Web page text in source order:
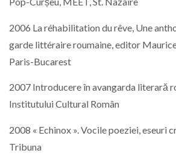
2006 La réhabilitation du rêve, Une
garde littéraire roumaine, editor
Paris-Bucarest
2007 Introducere în avangarda literară
Institutului Cultural Român
2008 « Echinox ». Vocile poeziei, eseuri
Tribuna